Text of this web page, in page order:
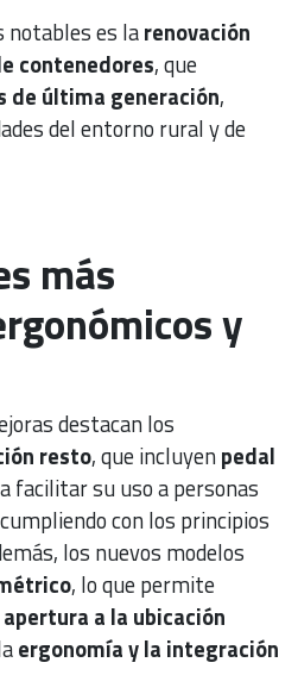
notables es larenovación
contenedores, que
de última generación,
del entorno rural y de
más
y
destacan los
resto, que incluyenpedal
facilitar su uso a personas
con los principios
los nuevos modelos
, lo que permite
a la ubicación
ergonomía y la integración